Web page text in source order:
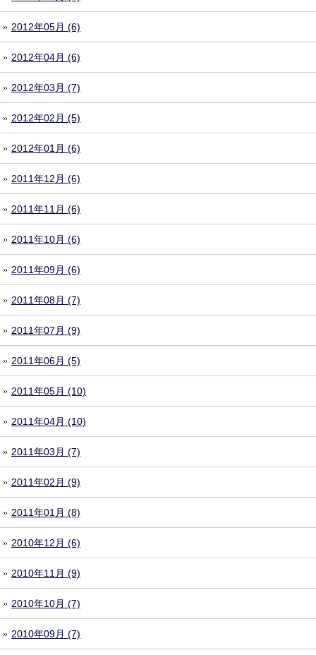
2012年05月 (6)
2012年04月 (6)
2012年03月 (7)
2012年02月 (5)
2012年01月 (6)
2011年12月 (6)
2011年11月 (6)
2011年10月 (6)
2011年09月 (6)
2011年08月 (7)
2011年07月 (9)
2011年06月 (5)
2011年05月 (10)
2011年04月 (10)
2011年03月 (7)
2011年02月 (9)
2011年01月 (8)
2010年12月 (6)
2010年11月 (9)
2010年10月 (7)
2010年09月 (7)